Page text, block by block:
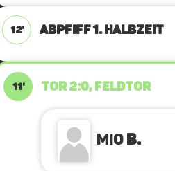
12' ABPFIFF 1. Halbzeit
11' TOR 2:0, FELDTOR
MioB.